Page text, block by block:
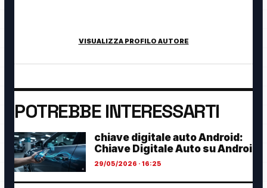
VISUALIZZA PROFILO AUTORE
POTREBBE INTERESSARTI
chiave digitale auto Android:
Chiave Digitale Auto su Androi
29/05/2026 · 16:25